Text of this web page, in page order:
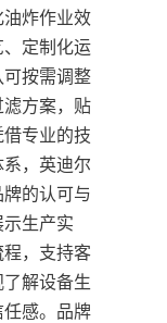
炸作业效
定制化运
按需调整
方案，贴
专业的技
，英迪尔
的认可与
生产实
，支持客
解设备生
感。品牌